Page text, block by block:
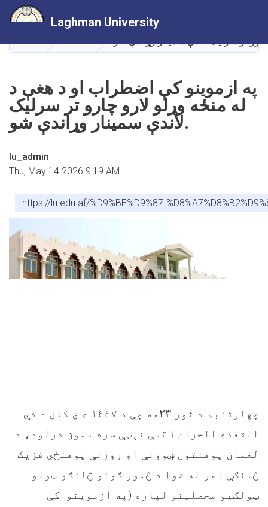
to
content
Laghman University
په ازموینو کې اضطراب او د هغې د
له منځه وړلو لارو چارو تر سرلیک
لاندې سمینار وړاندې شو.
lu_admin
Thu, May 14 2026 9:19 AM
https://lu.edu.af/%D9%BE%D9%87-
چهارشنبه د ثور ۲۳
مه چې د ١٤٤٧ ه ق کال د ذي
القعده الحرام ٢٦مې نېټې سره سمون درلود، د
لغمان پوهنتون ښوونې او روزنې پوهنځي فزیک
څانګې امر له خوا د څلور ګونو څانګو ټولو
ټولګیو محصلینو لپاره (په ازموینو کې